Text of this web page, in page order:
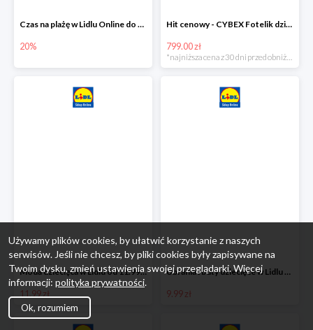
Czas na plażę w Lidlu Online do -20%
20%
Hit cenowy - CYBEX Fotelik dziecięcy samochodowy Pallasfix grupa I-III, 9-36 kg
799.00 zł
Moda dziecięca w Lidlu od 11.99 zł
11.99 zł
Ubrania i buty dziecięce w Lidlu Online od 9,99 zł
9.99 zł
Używamy plików cookies, by ułatwić korzystanie z naszych
serwisów. Jeśli nie chcesz, by pliki cookies były zapisywane na
Twoim dysku, zmień ustawienia swojej przeglądarki. Więcej
informacji: polityka prywatności.
Ok, rozumiem